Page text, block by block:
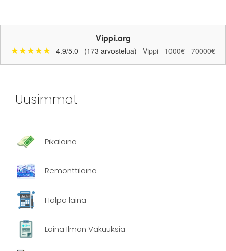
Vippi.org
★★★★★ 4.9/5.0 (173 arvostelua) Vippi 1000€ - 70000€
Uusimmat
Pikalaina
Remonttilaina
Halpa laina
Laina Ilman Vakuuksia